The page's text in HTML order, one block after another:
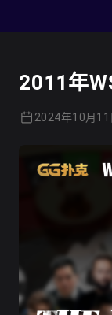
2011年
2024年10月11